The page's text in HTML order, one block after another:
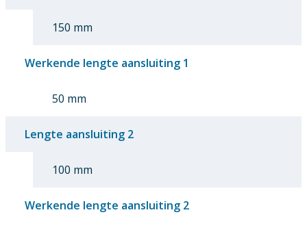
150 mm
Werkende lengte aansluiting 1
50 mm
Lengte aansluiting 2
100 mm
Werkende lengte aansluiting 2